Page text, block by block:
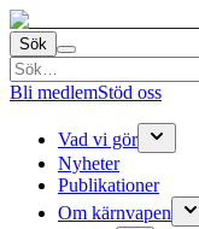
Sök
Bli medlemStöd oss
Vad vi gör
Nyheter
Publikationer
Om kärnvapen